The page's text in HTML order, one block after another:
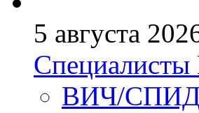
5 августа
ВИЧ/